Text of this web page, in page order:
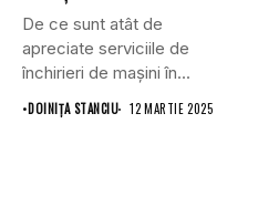
De ce sunt atât de
apreciate serviciile de
închirieri de mașini în...
•DOINIŢA STANCIU 12 MARTIE 2025